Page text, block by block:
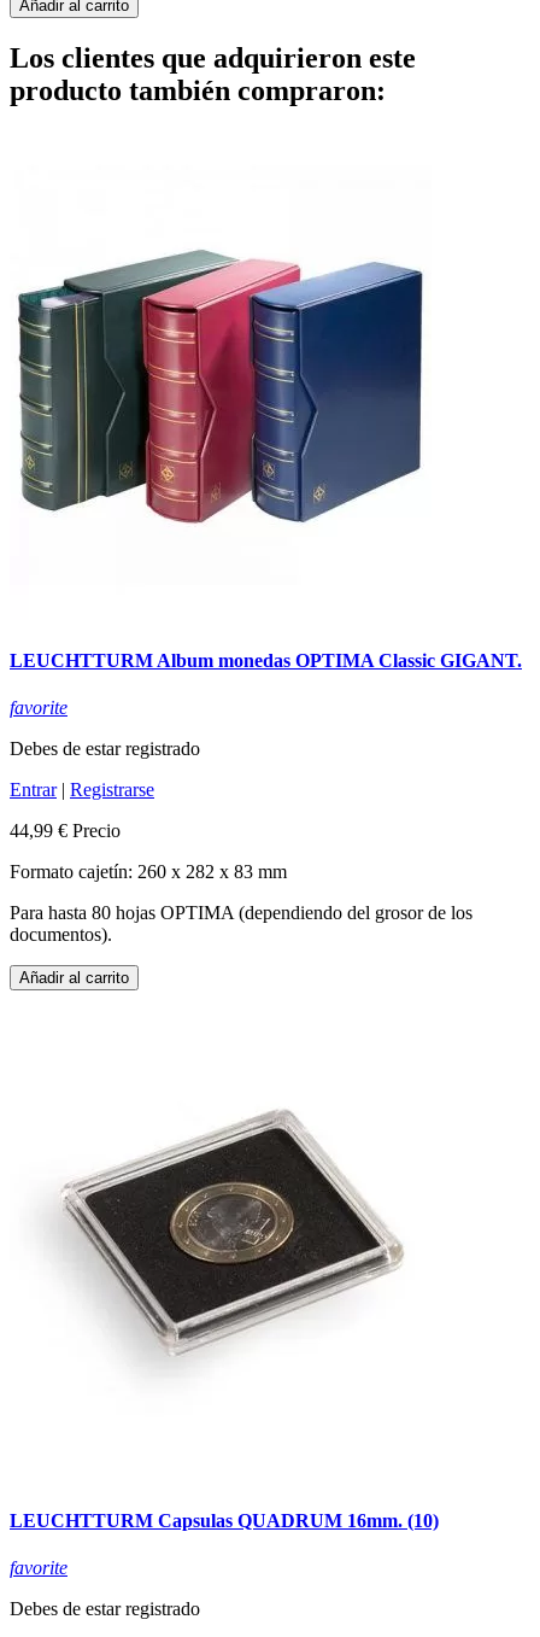
Añadir al carrito
Los clientes que adquirieron este
producto también compraron:
LEUCHTTURM Album monedas OPTIMA Classic GIGANT.
favorite
Debes de estar registrado
Entrar| Registrarse
44,99 € Precio
Formato cajetín: 260 x 282 x 83 mm
Para hasta 80 hojas OPTIMA (dependiendo del grosor de los
documentos).
Añadir al carrito
LEUCHTTURM Capsulas QUADRUM 16mm. (10)
favorite
Debes de estar registrado